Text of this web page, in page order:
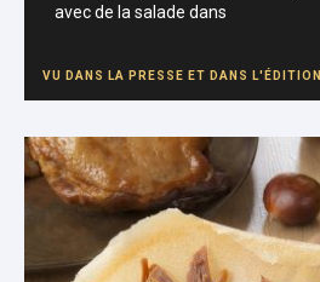
avec de la salade dans
VU DANS LA PRESSE ET DANS L'ÉDITION